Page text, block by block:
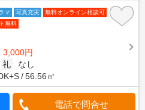
マ 写真充実
無料オンライン相談可
無料
3,000円
礼
なし
56.56㎡
電話で問合せ